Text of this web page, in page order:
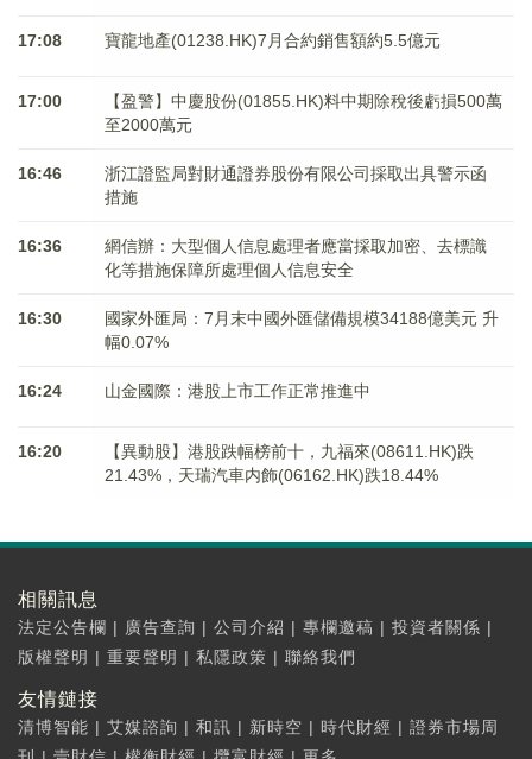
17:08 寶龍地產(01238.HK)7月合約銷售額約5.5億元
17:00
【盈警】中慶股份(01855.HK)料中期除稅後虧損500萬
至2000萬元
16:46
浙江證監局對財通證券股份有限公司採取出具警示函
措施
16:36
網信辦：大型個人信息處理者應當採取加密、去標識
化等措施保障所處理個人信息安全
16:30
國家外匯局：7月末中國外匯儲備規模34188億美元 升
幅0.07%
16:24 山金國際：港股上市工作正常推進中
16:20
【異動股】港股跌幅榜前十，九福來(08611.HK)跌
21.43%，天瑞汽車内飾(06162.HK)跌18.44%
相關訊息
法定公告欄 | 廣告查詢 | 公司介紹 | 專欄邀稿 | 投資者關係 |
版權聲明 | 重要聲明 | 私隱政策 | 聯絡我們
友情鏈接
清博智能 | 艾媒諮詢 | 和訊 | 新時空 | 時代財經 | 證券市場周